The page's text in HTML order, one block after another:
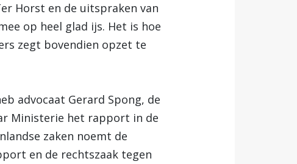
Horst en de uitspraken van
op heel glad ijs. Het is hoe
zegt bovendien opzet te
advocaat Gerard Spong, de
Ministerie het rapport in de
zaken noemt de
en de rechtszaak tegen